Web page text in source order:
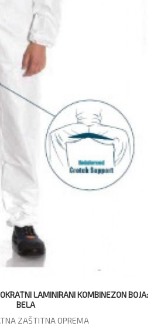
LAMINIRANI KOMBINEZON BOJA:
BELA
ZAŠTITNA OPREMA